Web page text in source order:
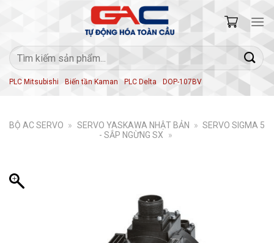
Tìm
kiếm:
PLC Mitsubishi Biến tần Kaman PLC Delta DOP-107BV
BỘ AC SERVO » SERVO YASKAWA NHẬT BẢN » SERVO SIGMA 5
- SẮP NGỪNG SX
»